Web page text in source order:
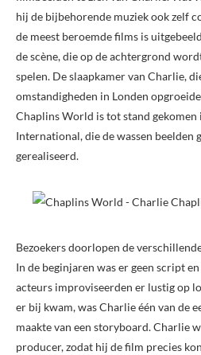
hij de bijbehorende muziek ook zelf
de meest beroemde films is
de scène, die op de achtergrond
spelen. De slaapkamer van Charlie,
omstandigheden in Londen
Chaplins World is tot stand
International, die de wassen beelden
gerealiseerd.
Bezoekers doorlopen de
In de beginjaren was er geen script
acteurs improviseerden er lustig op
er bij kwam, was Charlie één van de
maakte van een storyboard. Charlie
producer, zodat hij de film precies